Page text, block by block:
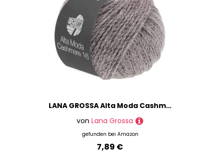
LANA GROSSA Alta Moda Cashmere 16 | Feinste 16 Mikron Merinowolle mit Kaschmiranteil | Handstrickgarn aus 78% Schurwolle (Merino) 12% Kaschmir & 10% Polyamid (Nylon) | 50g zum Stricken | 110m Garn 61
von Lana Grossa
gefunden bei Amazon
7,89 €